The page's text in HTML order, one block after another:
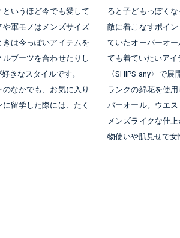
いうほど今でも愛して
軍モノはメンズサイズ
は今っぽいアイテムを
ブーツを合わせたりし
きなスタイルです。
なかでも、お気に入り
留学した際には、たく
ると子どもっぽく
敵に着こなすポイ
ていたオーバーオ
ても着ていたいアイ
〈SHIPS any〉で
ランクの綿花を使
バーオール。ウエ
メンズライクな仕
物使いや肌見せで女